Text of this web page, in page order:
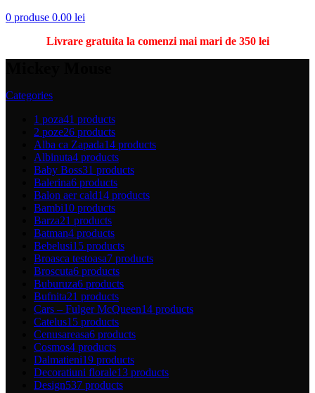
0 produse 0.00 lei
Livrare gratuita la comenzi mai mari de 350 lei
Categories
1 poza41 products
2 poze26 products
Alba ca Zapada14 products
Albinuta4 products
Baby Boss31 products
Balerina6 products
Balon aer cald14 products
Bambi10 products
Barza21 products
Batman4 products
Bebelusi15 products
Broasca testoasa7 products
Broscuta6 products
Buburuza6 products
Bufnita21 products
Cars – Fulger McQueen14 products
Catelus15 products
Cenusareasa6 products
Cosmos4 products
Dalmatieni19 products
Decoratiuni florale13 products
Design537 products